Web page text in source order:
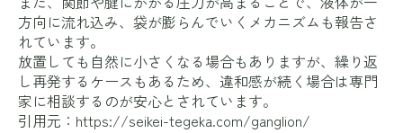
方向に流れ込み、袋が膨らんでいくメカニズムも報告さ
れています。
放置しても自然に小さくなる場合もありますが、繰り返
し再発するケースもあるため、違和感が続く場合は専門
家に相談するのが安心とされています。
引用元： https://seikei-tegeka.com/ganglion/